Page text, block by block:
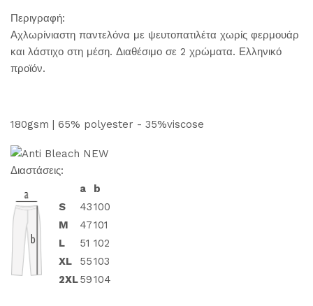
Περιγραφή:
Αχλωρίνιαστη παντελόνα με ψευτοπατιλέτα χωρίς φερμουάρ
και λάστιχο στη μέση. Διαθέσιμο σε 2 χρώματα. Ελληνικό
προϊόν.
180gsm | 65% polyester - 35%viscose
Διαστάσεις:
a
b
S
43100
M
47101
L
51 102
XL
55103
2XL59104